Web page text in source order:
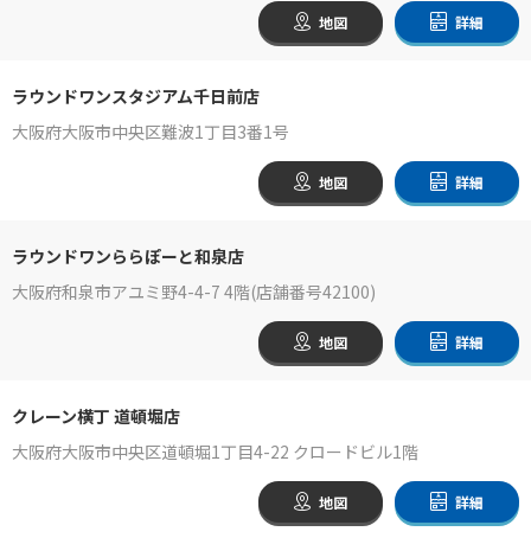
地図 詳細
ラウンドワンスタジアム千日前店
大阪府大阪市中央区難波1丁目3番1号
地図 詳細
ラウンドワンららぽーと和泉店
大阪府和泉市アユミ野4-4-7 4階(店舗番号42100)
地図 詳細
クレーン横丁 道頓堀店
大阪府大阪市中央区道頓堀1丁目4-22 クロードビル1階
地図 詳細